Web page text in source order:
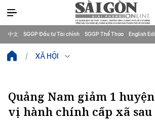
中文 SGGP Đầu tư Tài chính SGGP Thể Thao English
XÃ HỘI
Quảng Nam giảm 1
vị hành chính cấp xã sau